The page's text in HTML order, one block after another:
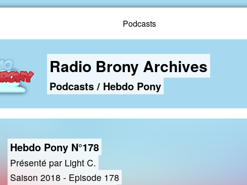
Podcasts
Radio Brony Archives
Podcasts / Hebdo Pony
Hebdo Pony N°178
Présenté par Light C.
Saison 2018 - Episode 178